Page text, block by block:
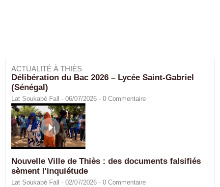
ACTUALITÉ À THIÈS
Délibération du Bac 2026 – Lycée Saint-Gabriel
(Sénégal)
Lat Soukabé Fall - 06/07/2026 - 0 Commentaire
Nouvelle Ville de Thiès : des documents falsifiés
sèment l'inquiétude
Lat Soukabé Fall - 02/07/2026 - 0 Commentaire